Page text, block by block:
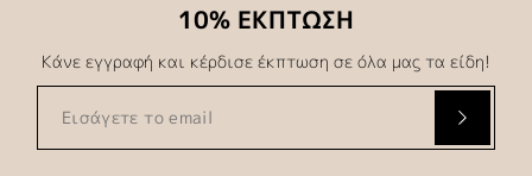
10% ΕΚΠΤΩΣΗ
Κάνε εγγραφή και κέρδισε έκπτωση σε όλα μας τα είδη!